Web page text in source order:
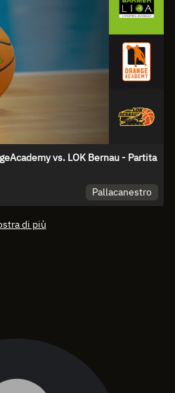
vs. LOK Bernau - Partita
Pallacanestro
di più